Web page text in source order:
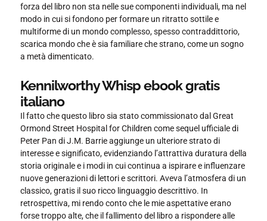
forza del libro non sta nelle sue componenti individuali, ma nel
modo in cui si fondono per formare un ritratto sottile e
multiforme di un mondo complesso, spesso contraddittorio,
scarica mondo che è sia familiare che strano, come un sogno
a metà dimenticato.
Kennilworthy Whisp ebook gratis
italiano
Il fatto che questo libro sia stato commissionato dal Great
Ormond Street Hospital for Children come sequel ufficiale di
Peter Pan di J.M. Barrie aggiunge un ulteriore strato di
interesse e significato, evidenziando l’attrattiva duratura della
storia originale e i modi in cui continua a ispirare e influenzare
nuove generazioni di lettori e scrittori. Aveva l’atmosfera di un
classico, gratis il suo ricco linguaggio descrittivo. In
retrospettiva, mi rendo conto che le mie aspettative erano
forse troppo alte, che il fallimento del libro a rispondere alle